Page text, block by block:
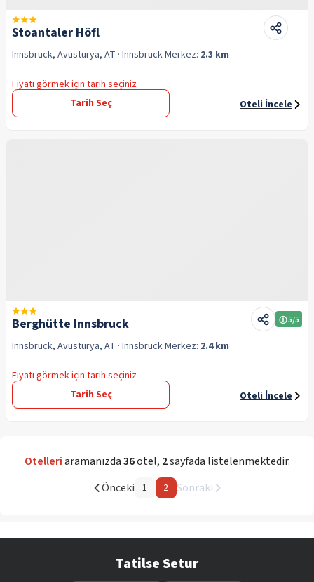
Stoantaler Höfl
Innsbruck, Avusturya, AT · InnsbruckMerkez: 2.3 km
Fiyatı görmek için tarih seçiniz
Tarih Seç
Oteli İncele
Berghütte Innsbruck 5/5
Innsbruck, Avusturya, AT · InnsbruckMerkez: 2.4 km
Fiyatı görmek için tarih seçiniz
Tarih Seç
Oteli İncele
Otelleriaramanızda36otel, 2sayfada listelenmektedir.
Önceki 1 2 Sonraki
Tatilse Setur